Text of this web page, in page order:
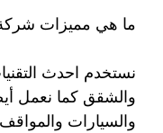
ما هي مميزات شركة
نستخدم احدث
والشقق كما نعمل
والسيارات